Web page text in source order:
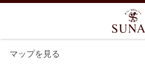
マップを見る